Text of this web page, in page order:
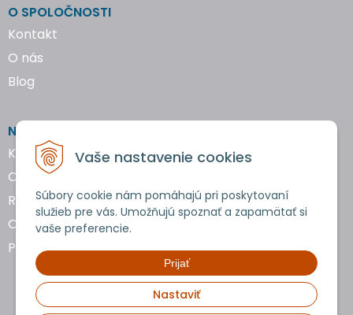
Vaše nastavenie cookies
Súbory cookie nám pomáhajú pri poskytovaní
služieb pre vás. Umožňujú spoznať a zapamätať si
vaše preferencie.
Prijať
Nastaviť
O SPOLOČNOSTI
Kontakt
O nás
Blog
NAKUPOVANIE
Katalógy náradia
Obchodné podmienky
Reklamácie a vrátenie tovaru
Ochrana osobných údajov
Používanie cookies